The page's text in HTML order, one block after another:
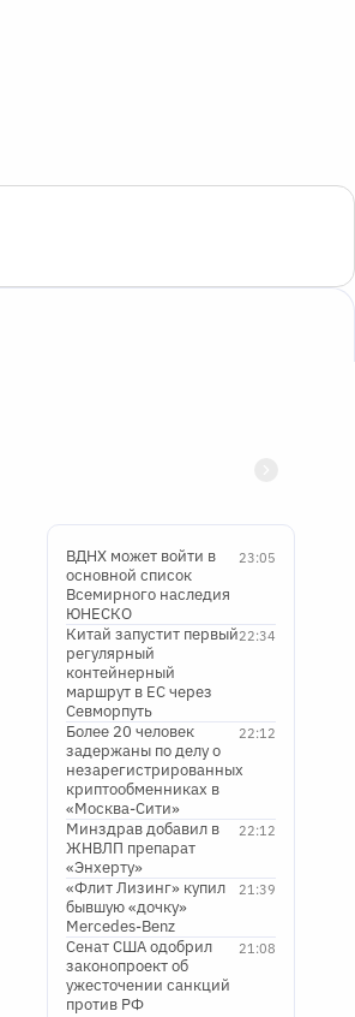
23:05
ВДНХ может войти в
основной список
Всемирного наследия
ЮНЕСКО
22:34
Китай запустит первый
регулярный
контейнерный
маршрут в ЕС через
Севморпуть
22:12
Более 20 человек
задержаны по делу о
незарегистрированных
криптообменниках в
«Москва-Сити»
22:12
Минздрав добавил в
ЖНВЛП препарат
«Энхерту»
21:39
«Флит Лизинг» купил
бывшую «дочку»
Mercedes-Benz
21:08
Сенат США одобрил
законопроект об
ужесточении санкций
против РФ